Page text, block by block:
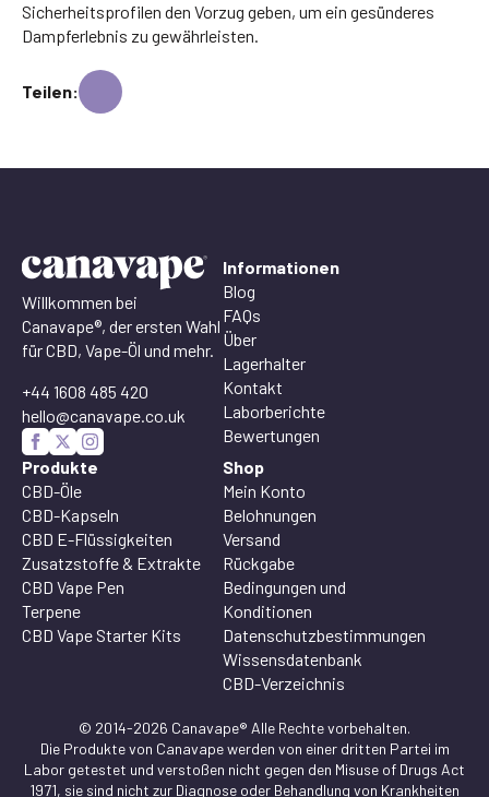
Sicherheitsprofilen den Vorzug geben, um ein gesünderes
Dampferlebnis zu gewährleisten.
Teilen:
Willkommen bei
Canavape®, der ersten Wahl
für CBD, Vape-Öl und mehr.
+44 1608 485 420
hello@canavape.co.uk
Informationen
Blog
FAQs
Über
Lagerhalter
Kontakt
Laborberichte
Bewertungen
Produkte
CBD-Öle
CBD-Kapseln
CBD E-Flüssigkeiten
Zusatzstoffe & Extrakte
CBD Vape Pen
Terpene
CBD Vape Starter Kits
Shop
Mein Konto
Belohnungen
Versand
Rückgabe
Bedingungen und
Konditionen
Datenschutzbestimmungen
Wissensdatenbank
CBD-Verzeichnis
© 2014-2026 Canavape® Alle Rechte vorbehalten.
Die Produkte von Canavape werden von einer dritten Partei im
Labor getestet und verstoßen nicht gegen den Misuse of Drugs Act
1971, sie sind nicht zur Diagnose oder Behandlung von Krankheiten